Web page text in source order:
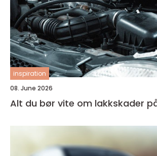
inspiration
08. June 2026
Alt du bør vite om lakkskader